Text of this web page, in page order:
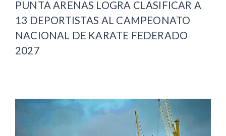
PUNTA ARENAS LOGRA CLASIFICAR A
13 DEPORTISTAS AL CAMPEONATO
NACIONAL DE KARATE FEDERADO
2027